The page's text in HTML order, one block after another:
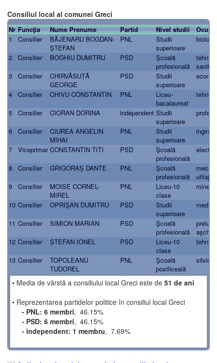
Consiliul local al comunei Greci
Nr Funcţia Nume Prenume Partid Nivel studii
1
Consilier
BĂJENARU BOGDAN-
ŞTEFAN
PNL
Studii
superioare
biolog
2
Consilier BOGHIU DUMITRU PSD
Şcoală
profesională
3
Consilier
CHIRVĂSUȚĂ
GEORGE
PSD
Studii
superioare
4
Consilier CHIVU CONSTANTIN PNL
Liceu-
bacalaureat
5
Consilier CIORAN DORINA independent Studii
superioare
6
Consilier
CIUREA ANGELIN
MIHAI
PNL
Studii
superioare
7
Viceprimar CONSTANTIN TITI PSD
Şcoală
profesională
8
Consilier GRIGORAȘ DANTE PNL
Şcoală
profesională
utilaje
9
Consilier
MOISE CORNEL-
MIREL
PNL
Liceu-10
clase
miner
10 Consilier OPRIŞAN DUMITRU PSD
Studii
superioare
medic
11 Consilier SIMION MARIAN PSD
Şcoală
profesională
12 Consilier ȘTEFAN IONEL PSD
Liceu-10
clase
tehnice
13 Consilier
TOPOLEANU
TUDOREL
PNL
Şcoală
postliceală
• Media de vârstă a consiliului local Greci este de 51 de ani
• Reprezentarea partidelor politice în consiliul local Greci
- PNL: 6 membri, 46.15%
- PSD: 6 membri, 46.15%
- independent: 1 membru, 7.69%